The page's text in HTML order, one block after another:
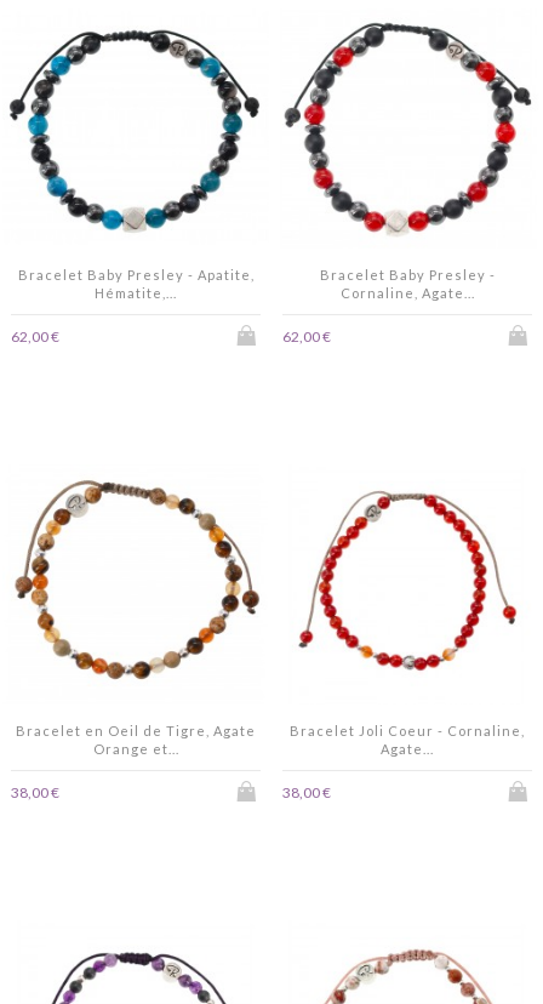
Bracelet Baby Presley - Apatite,
Hématite,...
62,00 €
Bracelet Baby Presley -
Cornaline, Agate...
62,00 €
Bracelet en Oeil de Tigre, Agate
Orange et...
38,00 €
Bracelet Joli Coeur - Cornaline,
Agate...
38,00 €